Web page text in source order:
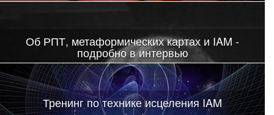
Об РПТ, метаформических картах и IAM -
подробно в интервью
РПТ — как набор возможностей
Тренинг по технике исцеления IAM